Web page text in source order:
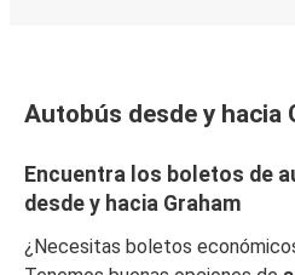
Autobús desde y hacia
Encuentra los boletos de
desde y hacia Graham
¿Necesitas boletos